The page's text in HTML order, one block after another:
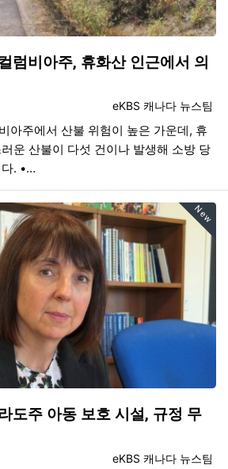
럼비아주, 휴화산 인근에서 의
등록자
eKBS 캐나다 뉴스팀
아주에서 산불 위험이 높은 가운데, 휴
운 산불이 다섯 건이나 발생해 소방 당
다. •…
New
도주 아동 보호 시설, 규정 무
등록자
eKBS 캐나다 뉴스팀